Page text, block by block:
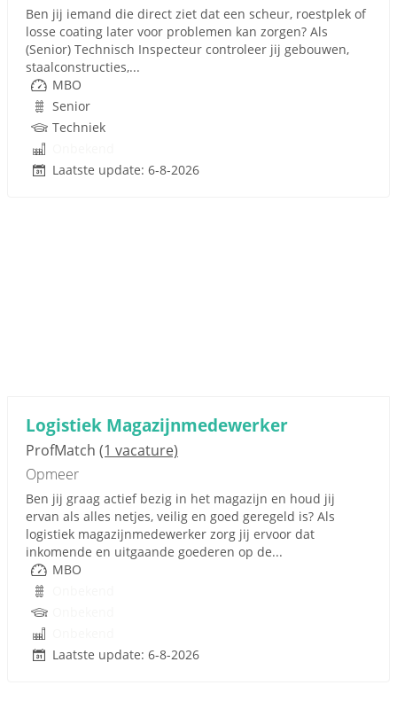
Ben jij iemand die direct ziet dat een scheur, roestplek of
losse coating later voor problemen kan zorgen? Als
(Senior) Technisch Inspecteur controleer jij gebouwen,
staalconstructies,...
MBO
Senior
Techniek
Laatste update: 6-8-2026
Logistiek Magazijnmedewerker
ProfMatch (1 vacature)
Opmeer
Ben jij graag actief bezig in het magazijn en houd jij
ervan als alles netjes, veilig en goed geregeld is? Als
logistiek magazijnmedewerker zorg jij ervoor dat
inkomende en uitgaande goederen op de...
MBO
Laatste update: 6-8-2026